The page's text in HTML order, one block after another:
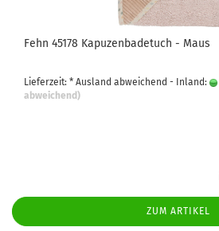
Fehn 45178 Kapuzenbadetuch - Maus
Lieferzeit: * Ausland abweichend - Inland:
abweichend)
ZUM ARTIKEL